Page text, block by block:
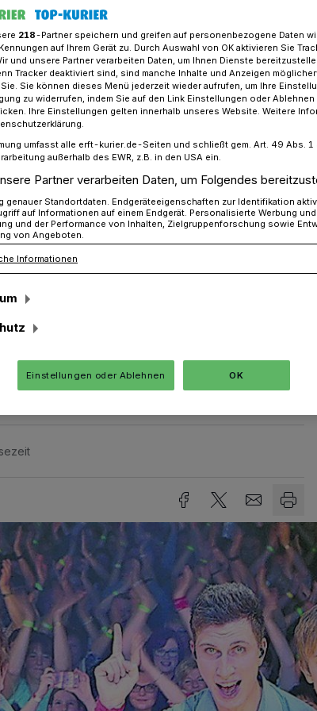
– eine Erfolgsgeschichte!
eine
Regiments am Schützenfestmontag des
meisten Schützen und Gästen klar, dass
hatte. Eine große Stehplatzfläche vor
auf der der das lachende Maskottchen
stach, der Empfang von Gästen aus
des Vereins im Festzelt und
das Montagsprogramm.
218-Partner speichern und greifen auf personenbezogene Daten
auf Ihrem Gerät zu. Durch Auswahl von OK aktivieren Sie
und unsere Partner verarbeiten Daten, um Ihnen Dienste
Tracker deaktiviert sind, sind manche Inhalte und Anzeigen
Sie können dieses Menü jederzeit wieder aufrufen, um Ihre
zu widerrufen, indem Sie auf den Link Einstellungen oder Ablehnen
Ihre Einstellungen gelten innerhalb unseres Website. Weitere
umfasst alle erft-kurier.de-Seiten und schließt gem. Art. 49 Abs. 1
außerhalb des EWR, z.B. in den USA ein.
Partner verarbeiten Daten, um Folgendes
genauer Standortdaten. Endgeräteeigenschaften zur Identifikation
auf Informationen auf einem Endgerät. Personalisierte Werbung
und der Performance von Inhalten, Zielgruppenforschung sowie
von Angeboten.
Informationen
Einstellungen oder Ablehnen OK